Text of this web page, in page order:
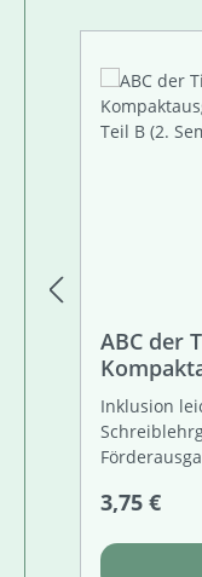
ABC der
Inklusion
der
Regulärer
3,75 €